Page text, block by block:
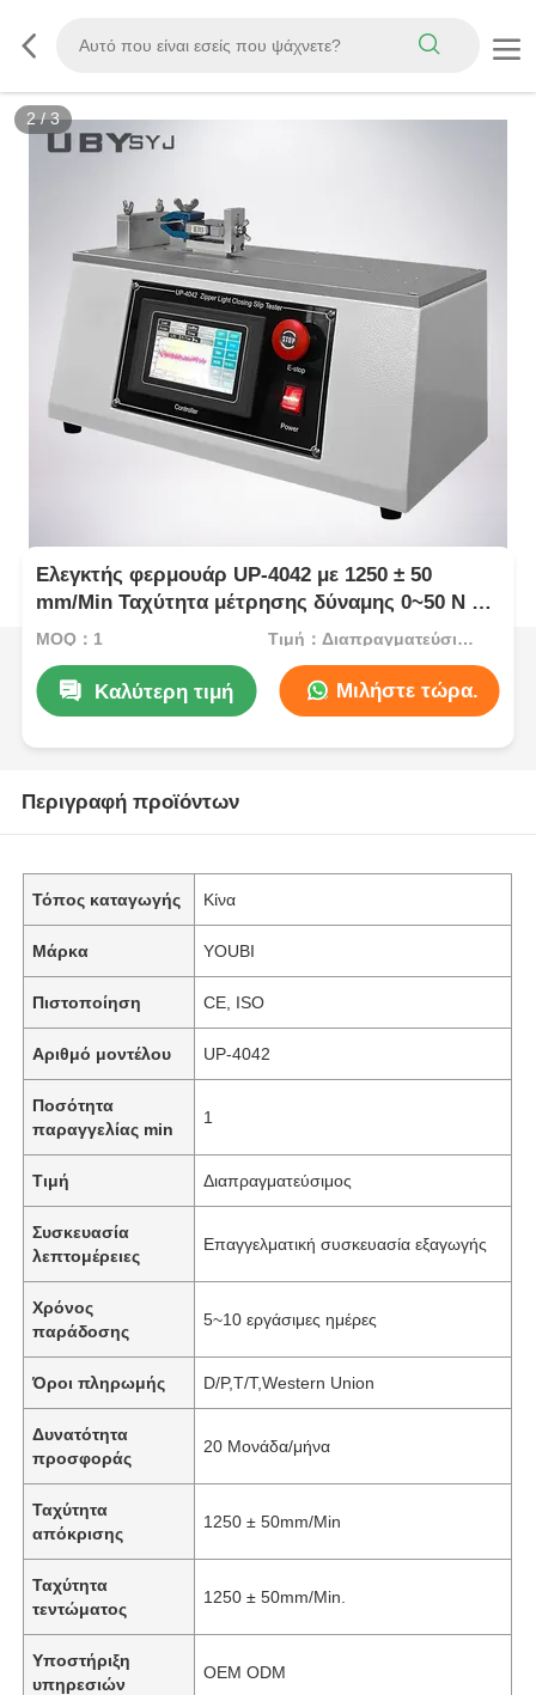
3/3
Ελεγκτής φερμουάρ UP-4042 με 1250 ± 50
mm/Min Ταχύτητα μέτρησης δύναμης 0~50 N και
μήκος δοκιμής 80~240 mm
MOQ：1 Τιμή：Διαπραγματεύσιμος
Καλύτερη τιμή Μιλήστε τώρα.
Περιγραφή προϊόντων
Τόπος καταγωγής Κίνα
Μάρκα YOUBI
Πιστοποίηση CE, ISO
Αριθμό μοντέλου UP-4042
Ποσότητα
παραγγελίας min
1
Τιμή Διαπραγματεύσιμος
Συσκευασία
λεπτομέρειες
Επαγγελματική συσκευασία εξαγωγής
Χρόνος
παράδοσης
5~10 εργάσιμες ημέρες
Όροι πληρωμής D/P,T/T,Western Union
Δυνατότητα
προσφοράς
20 Μονάδα/μήνα
Ταχύτητα
απόκρισης
1250 ± 50mm/Min
Ταχύτητα
τεντώματος
1250 ± 50mm/Min.
Υποστήριξη
υπηρεσιών
OEM ODM